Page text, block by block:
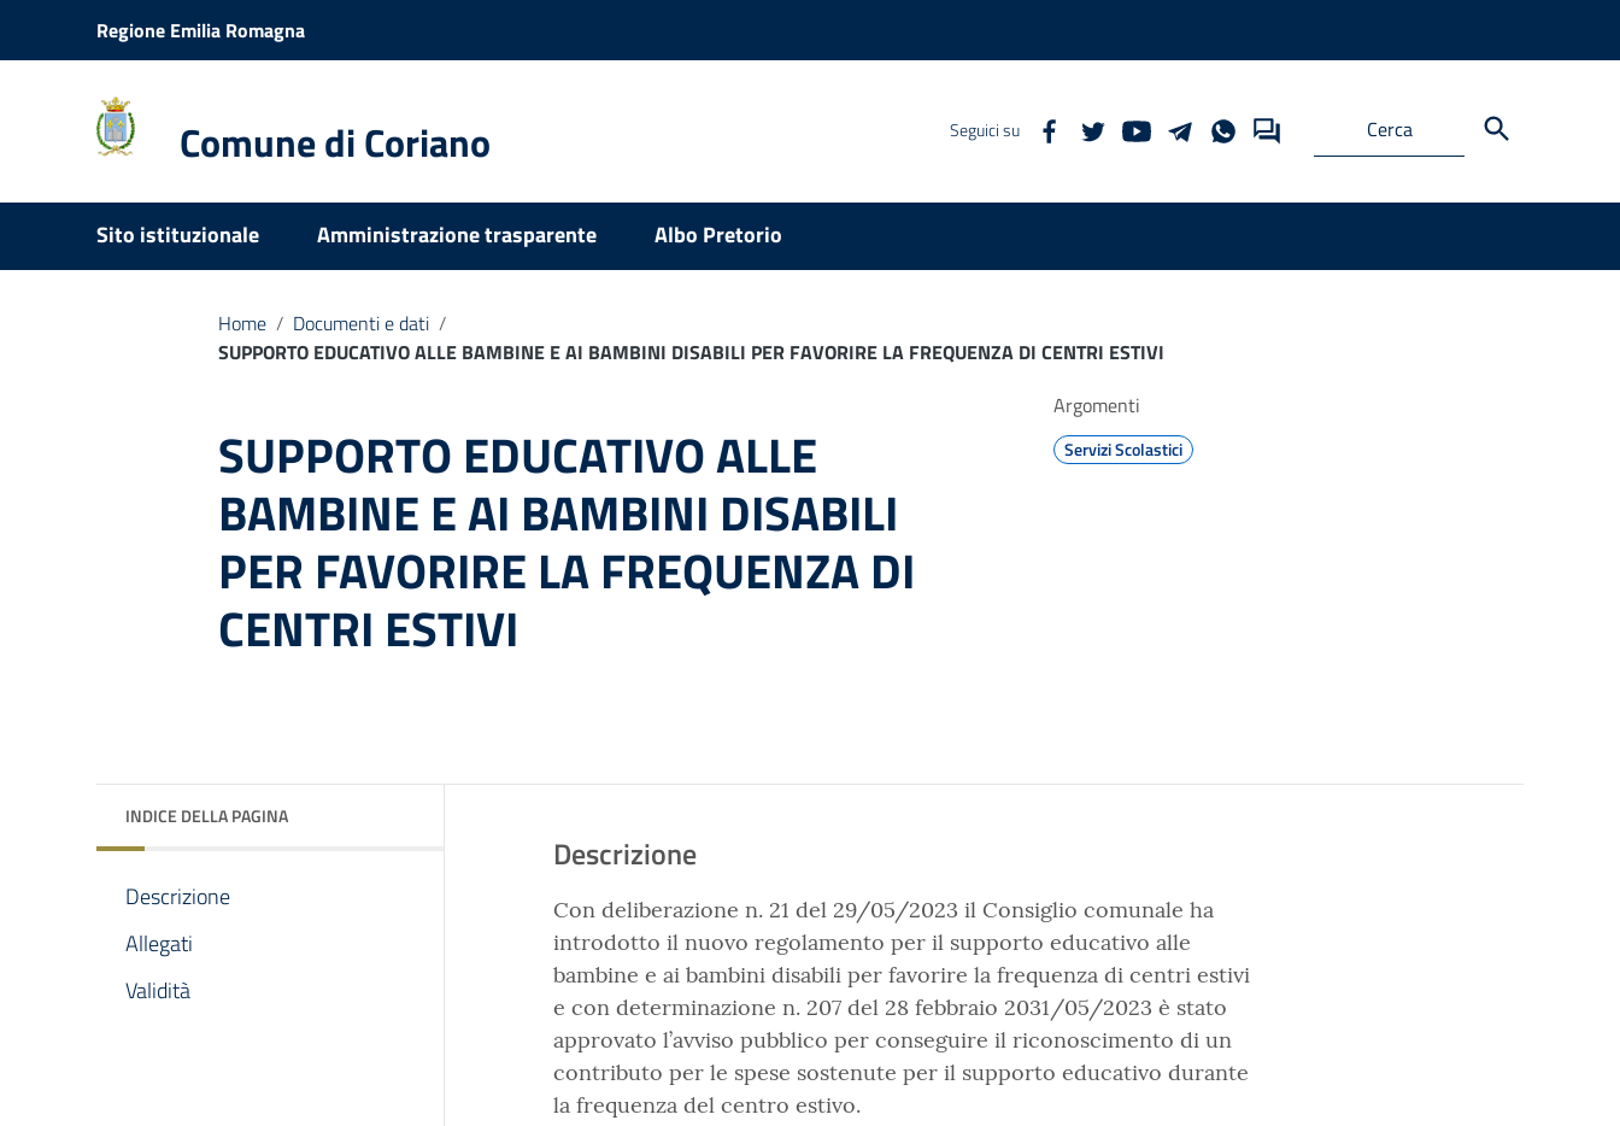
Vai ai contenuti
Vai al menu di navigazione
Regione Emilia Romagna
Comune di Coriano Seguici su
Sito istituzionale Amministrazione trasparente Albo Pretorio
Home / Documenti e dati /
SUPPORTO EDUCATIVO ALLE BAMBINE E AI BAMBINI DISABILI PER FAVORIRE LA FREQUENZA DI CENTRI ESTIVI
SUPPORTO EDUCATIVO ALLE
BAMBINE E AI BAMBINI DISABILI
PER FAVORIRE LA FREQUENZA DI
CENTRI ESTIVI
Argomenti
Servizi Scolastici
INDICE DELLA PAGINA
Descrizione
Allegati
Validità
Descrizione
Con deliberazione n. 21 del 29/05/2023 il Consiglio comunale ha
introdotto il nuovo regolamento per il supporto educativo alle
bambine e ai bambini disabili per favorire la frequenza di centri estivi
e con determinazione n. 207 del 28 febbraio 2031/05/2023 è stato
approvato l’avviso pubblico per conseguire il riconoscimento di un
contributo per le spese sostenute per il supporto educativo durante
la frequenza del centro estivo.